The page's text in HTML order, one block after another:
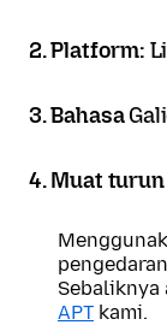
2. Platform:
3. Bahasa
4. Muat turun
Sebaliknya
APT kami.